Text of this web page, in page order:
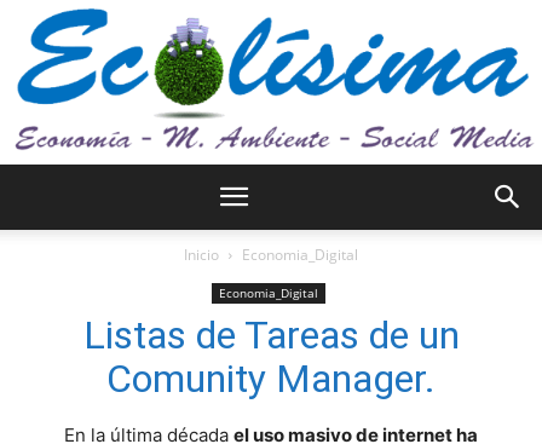
Medio
ambiente
Inicio Economia_Digital
Economia_Digital
Listas de Tareas de un
Comunity Manager.
En la última década el uso masivo de internet ha